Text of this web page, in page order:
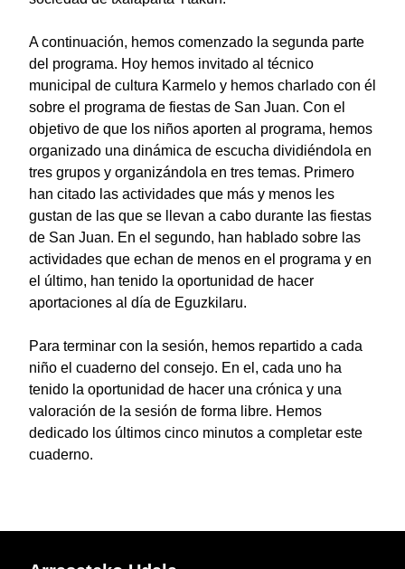
A continuación, hemos comenzado la segunda parte
del programa. Hoy hemos invitado al técnico
municipal de cultura Karmelo y hemos charlado con él
sobre el programa de fiestas de San Juan. Con el
objetivo de que los niños aporten al programa, hemos
organizado una dinámica de escucha dividiéndola en
tres grupos y organizándola en tres temas. Primero
han citado las actividades que más y menos les
gustan de las que se llevan a cabo durante las fiestas
de San Juan. En el segundo, han hablado sobre las
actividades que echan de menos en el programa y en
el último, han tenido la oportunidad de hacer
aportaciones al día de Eguzkilaru.
Para terminar con la sesión, hemos repartido a cada
niño el cuaderno del consejo. En el, cada uno ha
tenido la oportunidad de hacer una crónica y una
valoración de la sesión de forma libre. Hemos
dedicado los últimos cinco minutos a completar este
cuaderno.